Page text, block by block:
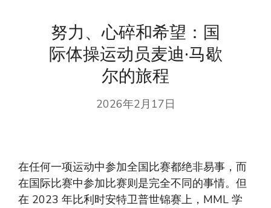
努力、心碎和希望：国
际体操运动员麦迪·马歇
尔的旅程
2026年2月17日
在任何一项运动中参加全国比赛都绝非易事，而
在国际比赛中参加比赛则是完全不同的事情。但
在 2023 年比利时安特卫普世锦赛上，MML 学